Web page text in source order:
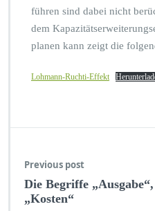
führen sind dabei nicht
dem
planen kann zeigt die
Lohmann-Ruchti-Effekt
Previous post
Die Begriffe
„Kosten“